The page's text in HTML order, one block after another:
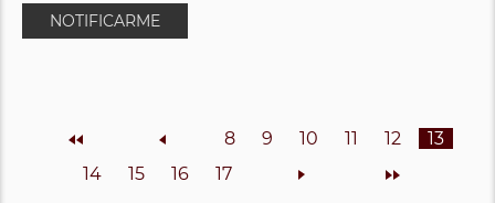
NOTIFICARME
Inicio Anterior 8 9 10 11 12
13
14
15 16 17 Siguiente Final